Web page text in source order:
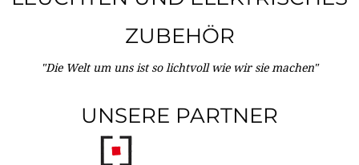
ZUBEHÖR
"Die Welt um uns ist so lichtvoll wie wir sie machen"
UNSERE PARTNER